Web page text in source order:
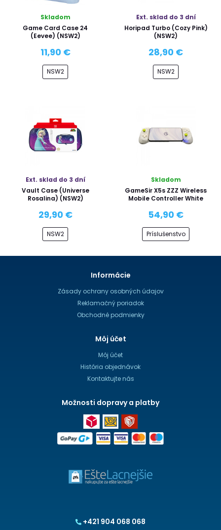
Skladom
Game Card Case 24
(Eevee) (NSW2)
11,90 €
NSW2
Ext. sklad do 3 dní
Horipad Turbo (Cozy Pink)
(NSW2)
28,90 €
NSW2
Ext. sklad do 3 dní
Vault Case (Universe
Rosalina) (NSW2)
29,90 €
NSW2
Skladom
GameSir X5s ZZZ Wireless
Mobile Controller White
54,90 €
Príslušenstvo
+421 904 068 068
Informácie
Zásady ochrany osobných údajov
Reklamačný poriadok
Obchodné podmienky
Môj účet
Môj účet
História objednávok
Kontaktujte nás
Možnosti dopravy a platby